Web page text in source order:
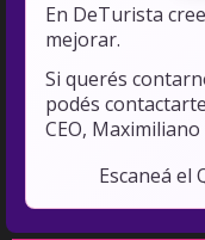
En DeTurista
mejorar.
Si querés
podés
CEO,
Escaneá el